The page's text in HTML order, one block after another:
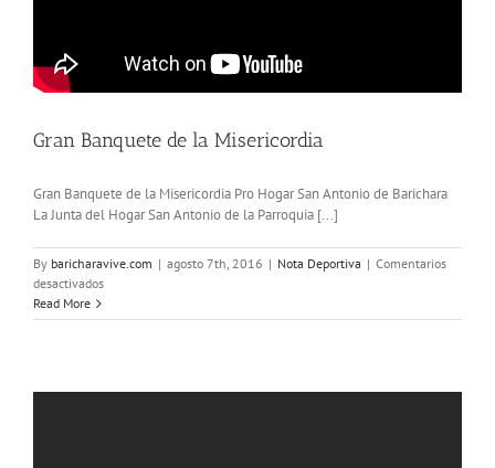
Gran Banquete de la Misericordia
Gran Banquete de la Misericordia Pro Hogar San Antonio de Barichara
La Junta del Hogar San Antonio de la Parroquia [...]
By baricharavive.com | agosto 7th, 2016 | Nota Deportiva | Comentarios
desactivadosen
Banquete
Read More